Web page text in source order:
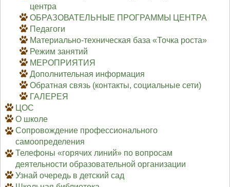
центра
ОБРАЗОВАТЕЛЬНЫЕ ПРОГРАММЫ ЦЕНТРА
Педагоги
Материально-техническая база «Точка роста»
Режим занятий
МЕРОПРИЯТИЯ
Дополнительная информация
Обратная связь (контакты, социальные сети)
ГАЛЕРЕЯ
ЦОС
О школе
Сопровождение профессионального
самоопределения
Телефоны «горячих линий» по вопросам
деятельности образовательной организации
Узнай очередь в детский сад